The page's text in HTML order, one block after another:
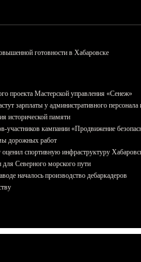
готовности в Хабаровске
проекта Мастерской управления «Сенеж»
зарплаты у административного персонала
исторической памяти
участников кампании «Продвижение
дорожных работ
спортивную инфраструктуру
для Северного морского пути
началось производство дебаркадеров